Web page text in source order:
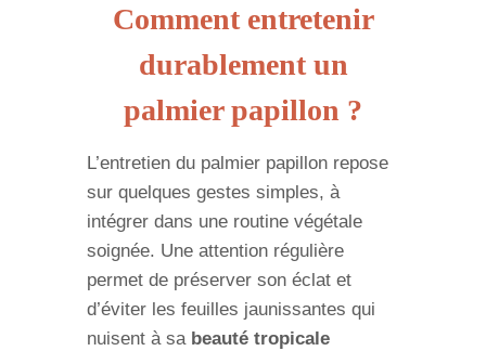
Comment entretenir
durablement un
palmier papillon ?
L’entretien du palmier papillon repose
sur quelques gestes simples, à
intégrer dans une routine végétale
soignée. Une attention régulière
permet de préserver son éclat et
d’éviter les feuilles jaunissantes qui
nuisent à sa beauté tropicale